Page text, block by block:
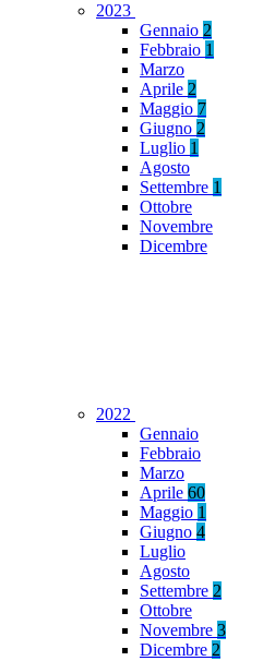
2023
Gennaio 2
Febbraio 1
Marzo
Aprile 2
Maggio 7
Giugno 2
Luglio 1
Agosto
Settembre 1
Ottobre
Novembre
Dicembre
2022
Gennaio
Febbraio
Marzo
Aprile 60
Maggio 1
Giugno 4
Luglio
Agosto
Settembre 2
Ottobre
Novembre 3
Dicembre 2